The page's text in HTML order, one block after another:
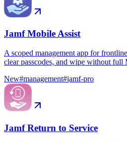
Jamf Mobile Assist
A scoped management app for
clear passcodes, and wipe without full
New#management#jamf-pro
Jamf Return to Service